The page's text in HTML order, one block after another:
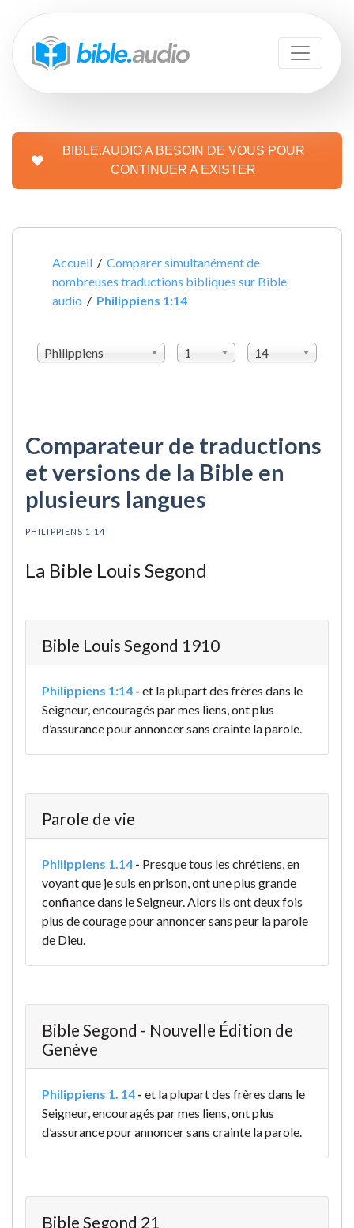
BIBLE.AUDIO A BESOIN DE VOUS POUR
CONTINUER A EXISTER
Accueil /Comparer simultanément de
nombreuses traductions bibliques sur Bible
audio / Philippiens 1:14
Philippiens 1 14
Comparateur de traductions
et versions de la Bible en
plusieurs langues
PHILIPPIENS 1:14
La Bible Louis Segond
Bible Louis Segond 1910
Philippiens 1:14 - et la plupart des frères dans le
Seigneur, encouragés par mes liens, ont plus
d’assurance pour annoncer sans crainte la parole.
Parole de vie
Philippiens 1.14 - Presque tous les chrétiens, en
voyant que je suis en prison, ont une plus grande
confiance dans le Seigneur. Alors ils ont deux fois
plus de courage pour annoncer sans peur la parole
de Dieu.
Bible Segond - Nouvelle Édition de
Genève
Philippiens 1. 14 - et la plupart des frères dans le
Seigneur, encouragés par mes liens, ont plus
d’assurance pour annoncer sans crainte la parole.
Bible Segond 21